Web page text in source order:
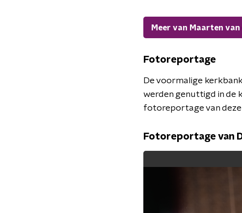
Meer van Maarten van
Fotoreportage
De voormalige
werden genuttigd in de
fotoreportage van deze
Fotoreportage van